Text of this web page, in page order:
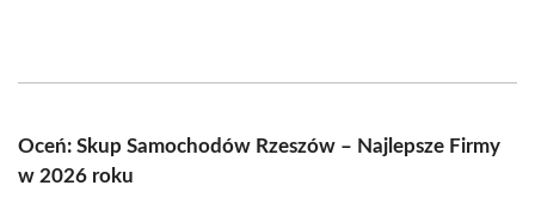
Oceń: Skup Samochodów Rzeszów – Najlepsze Firmy
w 2026 roku